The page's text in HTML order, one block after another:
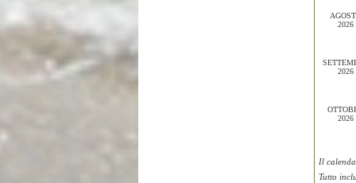
2026
2026
2026
Il
Tutto